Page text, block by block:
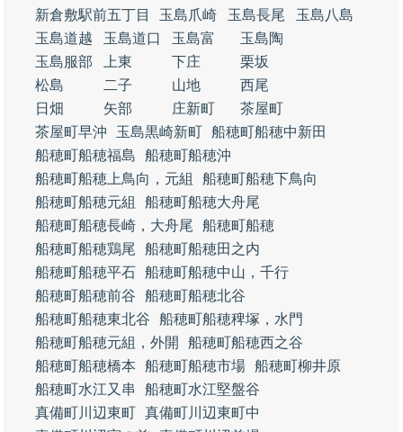
新倉敷駅前五丁目
玉島爪崎 玉島長尾
玉島八島
玉島道越
玉島道口 玉島富
玉島陶
玉島服部
上東 下庄
栗坂
松島
二子 山地
西尾
日畑
矢部 庄新町
茶屋町
茶屋町早沖
玉島黒崎新町 船穂町船穂中新田
船穂町船穂福島
船穂町船穂沖
船穂町船穂上鳥向，元組
船穂町船穂下鳥向
船穂町船穂元組
船穂町船穂大舟尾
船穂町船穂長崎，大舟尾
船穂町船穂
船穂町船穂鶏尾
船穂町船穂田之内
船穂町船穂平石 船穂町船穂中山，千行
船穂町船穂前谷
船穂町船穂北谷
船穂町船穂東北谷
船穂町船穂稗塚，水門
船穂町船穂元組，外開
船穂町船穂西之谷
船穂町船穂橋本
船穂町船穂市場 船穂町柳井原
船穂町水江又串
船穂町水江堅盤谷
真備町川辺東町 真備町川辺東町中